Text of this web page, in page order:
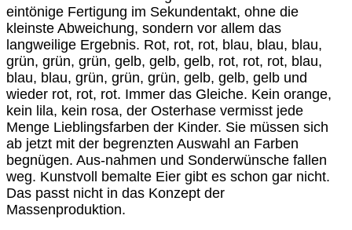
eintönige Fertigung im Sekundentakt, ohne die
kleinste Abweichung, sondern vor allem das
langweilige Ergebnis. Rot, rot, rot, blau, blau, blau,
grün, grün, grün, gelb, gelb, gelb, rot, rot, rot, blau,
blau, blau, grün, grün, grün, gelb, gelb, gelb und
wieder rot, rot, rot. Immer das Gleiche. Kein orange,
kein lila, kein rosa, der Osterhase vermisst jede
Menge Lieblingsfarben der Kinder. Sie müssen sich
ab jetzt mit der begrenzten Auswahl an Farben
begnügen. Aus-nahmen und Sonderwünsche fallen
weg. Kunstvoll bemalte Eier gibt es schon gar nicht.
Das passt nicht in das Konzept der
Massenproduktion.